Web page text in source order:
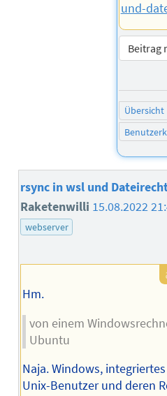
und-
Beitrag
Übersicht
rsync in wsl und
Raketenwilli 15.08.2022
webserver
Hm.
von einem
Ubuntu
Naja. Windows,
Unix-Benutzer und deren